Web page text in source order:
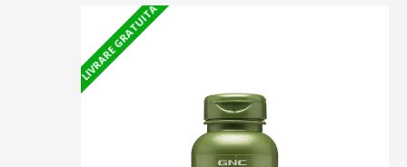
LIVRARE GRATUITA